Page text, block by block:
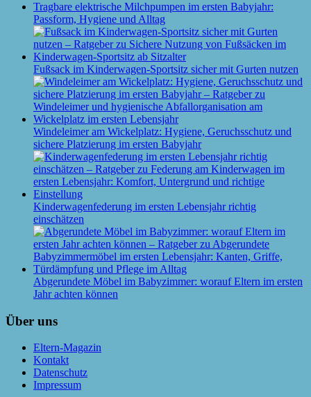
Tragbare elektrische Milchpumpen im ersten Babyjahr:
Passform, Hygiene und Alltag
Fußsack im Kinderwagen-Sportsitz sicher mit Gurten nutzen
Windeleimer am Wickelplatz: Hygiene, Geruchsschutz und
sichere Platzierung im ersten Babyjahr
Kinderwagenfederung im ersten Lebensjahr richtig
einschätzen
Abgerundete Möbel im Babyzimmer: worauf Eltern im ersten
Jahr achten können
Über uns
Eltern-Magazin
Kontakt
Datenschutz
Impressum